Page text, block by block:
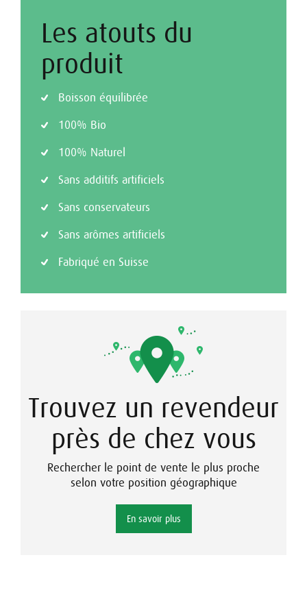
Les atouts du
produit
Boisson équilibrée
100% Bio
100% Naturel
Sans additifs artificiels
Sans conservateurs
Sans arômes artificiels
Fabriqué en Suisse
Trouvez un revendeur
près de chez vous
Rechercher le point de vente le plus proche
selon votre position géographique
En savoir plus